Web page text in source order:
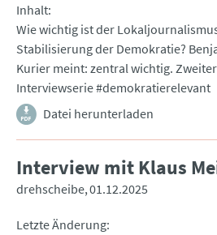
Inhalt
Wie wichtig ist der
Stabilisierung der Demokratie?
Kurier meint: zentral wichtig.
Interviewserie #demokratierelevant
Datei herunterladen
Interview mit Klaus
drehscheibe 01.12.2025
Letzte Änderung